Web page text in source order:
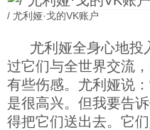
/ 尤利娅·戈的VK账户
尤利娅全身心地投
过它们与全世界交流
有些伤感。尤利娅说
是很高兴。但我要告
得把它们送出去。它